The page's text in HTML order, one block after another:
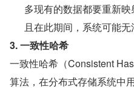
多现有的数据都要重新
且在此期间，系统可能无
3. 一致性哈希
一致性哈希（Consistent
算法，在分布式存储系统中